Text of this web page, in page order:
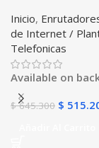
Libre Todo
LTE SIMCARD
Inicio,
de Internet /
Telefonicas
Available on
$645.300 $